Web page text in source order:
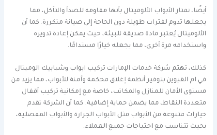
أيضًا، تمتاز الأبواب الألوميتال بأنها مقاومة للصدأ والتآكل، مما
يجعلها تدوم لفترات طويلة دون الحاجة إلى صيانة متكررة. كما أن
الألوميتال يُعتبر مادة صديقة للبيئة، حيث يمكن إعادة تدويره
واستخدامه مرة أخرى، مما يجعله خيارًا مستدامًا.
كذلك، تهتم شركة خدمات الإمارات تركيب ابواب وشبابيك الوميتال
في ام القيوين بتوفير أنظمة إغلاق محكمة وآمنة للأبواب، مما يزيد من
مستوى الأمان للمنازل والمكاتب، خاصة مع إمكانية تركيب أقفال
متعددة النقاط، مما يضمن حماية إضافية. كما أن الشركة تقدم
خيارات متنوعة من الأبواب مثل الأبواب الجرارة والأبواب المفصلية،
بحيث تتناسب مع احتياجات جميع العملاء.